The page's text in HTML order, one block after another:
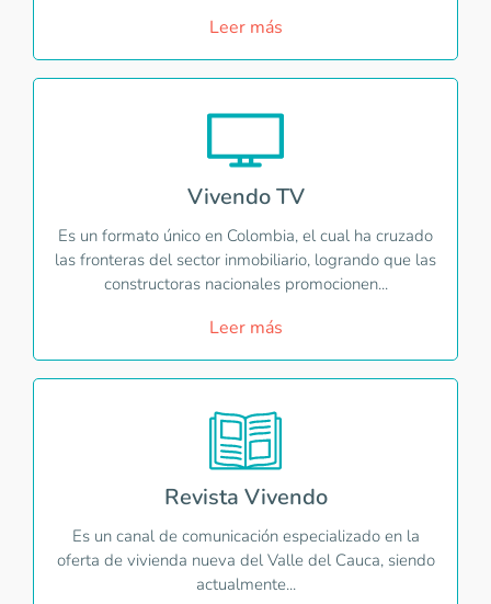
Leer más
Vivendo TV
Es un formato único en Colombia, el cual ha cruzado
las fronteras del sector inmobiliario, logrando que las
constructoras nacionales promocionen...
Leer más
Revista Vivendo
Es un canal de comunicación especializado en la
oferta de vivienda nueva del Valle del Cauca, siendo
actualmente...